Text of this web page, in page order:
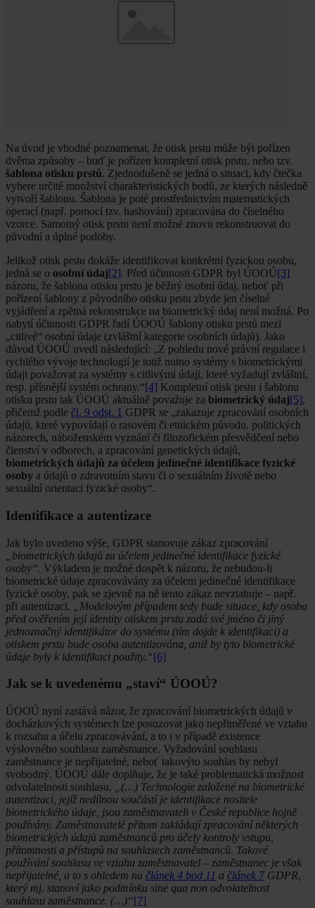
Na úvod je vhodné poznamenat, že otisk prstu může být pořízen
dvěma způsoby – buď je pořízen kompletní otisk prstu, nebo tzv.
šablona otisku prstů. Zjednodušeně se jedná o situaci, kdy čtečka
vybere určité množství charakteristických bodů, ze kterých následně
vytvoří šablonu. Šablona je poté prostřednictvím matematických
operací (např. pomocí tzv. hashování) zpracována do číselného
vzorce. Samotný otisk prstu není možné znovu rekonstruovat do
původní a úplné podoby.
Jelikož otisk prstu dokáže identifikovat konkrétní fyzickou osobu,
jedná se o osobní údaj[2]. Před účinnosti GDPR byl ÚOOÚ[3]
názoru, že šablona otisku prstu je běžný osobní údaj, neboť při
pořízení šablony z původního otisku prstu zbyde jen číselné
vyjádření a zpětná rekonstrukce na biometrický údaj není možná. Po
nabytí účinnosti GDPR řadí ÚOOÚ šablony otisku prstů mezi
„citlivé“ osobní údaje (zvláštní kategorie osobních údajů). Jako
důvod ÚOOÚ uvedl následující: „Z pohledu nové právní regulace i
rychlého vývoje technologií je totiž nutno systémy s biometrickými
údaji považovat za systémy s citlivými údaji, které vyžadují zvláštní,
resp. přísnější systém ochrany.“[4] Kompletní otisk prstu i šablonu
otisku prstu tak ÚOOÚ aktuálně považuje za biometrický údaj[5],
přičemž podle čl. 9 odst. 1 GDPR se „zakazuje zpracování osobních
údajů, které vypovídají o rasovém či etnickém původu, politických
názorech, náboženském vyznání či filozofickém přesvědčení nebo
členství v odborech, a zpracování genetických údajů,
biometrických údajů za účelem jedinečné identifikace fyzické
osoby a údajů o zdravotním stavu či o sexuálním životě nebo
sexuální orientaci fyzické osoby“.
Identifikace a autentizace
Jak bylo uvedeno výše, GDPR stanovuje zákaz zpracování
„biometrických údajů za účelem jedinečné identifikace fyzické
osoby“. Výkladem je možné dospět k názoru, že nebudou-li
biometrické údaje zpracovávány za účelem jedinečné identifikace
fyzické osoby, pak se zjevně na ně tento zákaz nevztahuje – např.
při autentizaci.
„Modelovým případem tedy bude situace, kdy osoba
před ověřením její identity otiskem prstu zadá své jméno či jiný
jednoznačný identifikátor do systému (tím dojde k identifikaci) a
otiskem prstu bude osoba autentizována, aniž by tyto biometrické
údaje byly k identifikaci použity.“[6]
Jak se k uvedenému „staví“ ÚOOÚ?
ÚOOÚ nyní zastává názor, že zpracování biometrických údajů v
docházkových systémech lze posuzovat jako nepřiměřené ve vztahu
k rozsahu a účelu zpracovávání, a to i v případě existence
výslovného souhlasu zaměstnance. Vyžadování souhlasu
zaměstnance je nepřijatelné, neboť takovýto souhlas by nebyl
svobodný. ÚOOÚ dále doplňuje, že je také problematická možnost
odvolatelnosti souhlasu.
„(…) Technologie založené na biometrické
autentizaci, jejíž nedílnou součástí je identifikace nositele
biometrického údaje, jsou zaměstnavateli v České republice hojně
používány. Zaměstnavatelé přitom zakládají zpracování některých
biometrických údajů zaměstnanců pro účely kontroly vstupu,
přítomnosti a přístupů na souhlasech zaměstnanců. Takové
používání souhlasu ve vztahu zaměstnavatel – zaměstnanec je však
nepřijatelné, a to s ohledem na článek 4 bod 11 a článek 7GDPR,
který mj. stanoví jako podmínku sine qua non odvolatelnost
souhlasu zaměstnance. (…)“[7]